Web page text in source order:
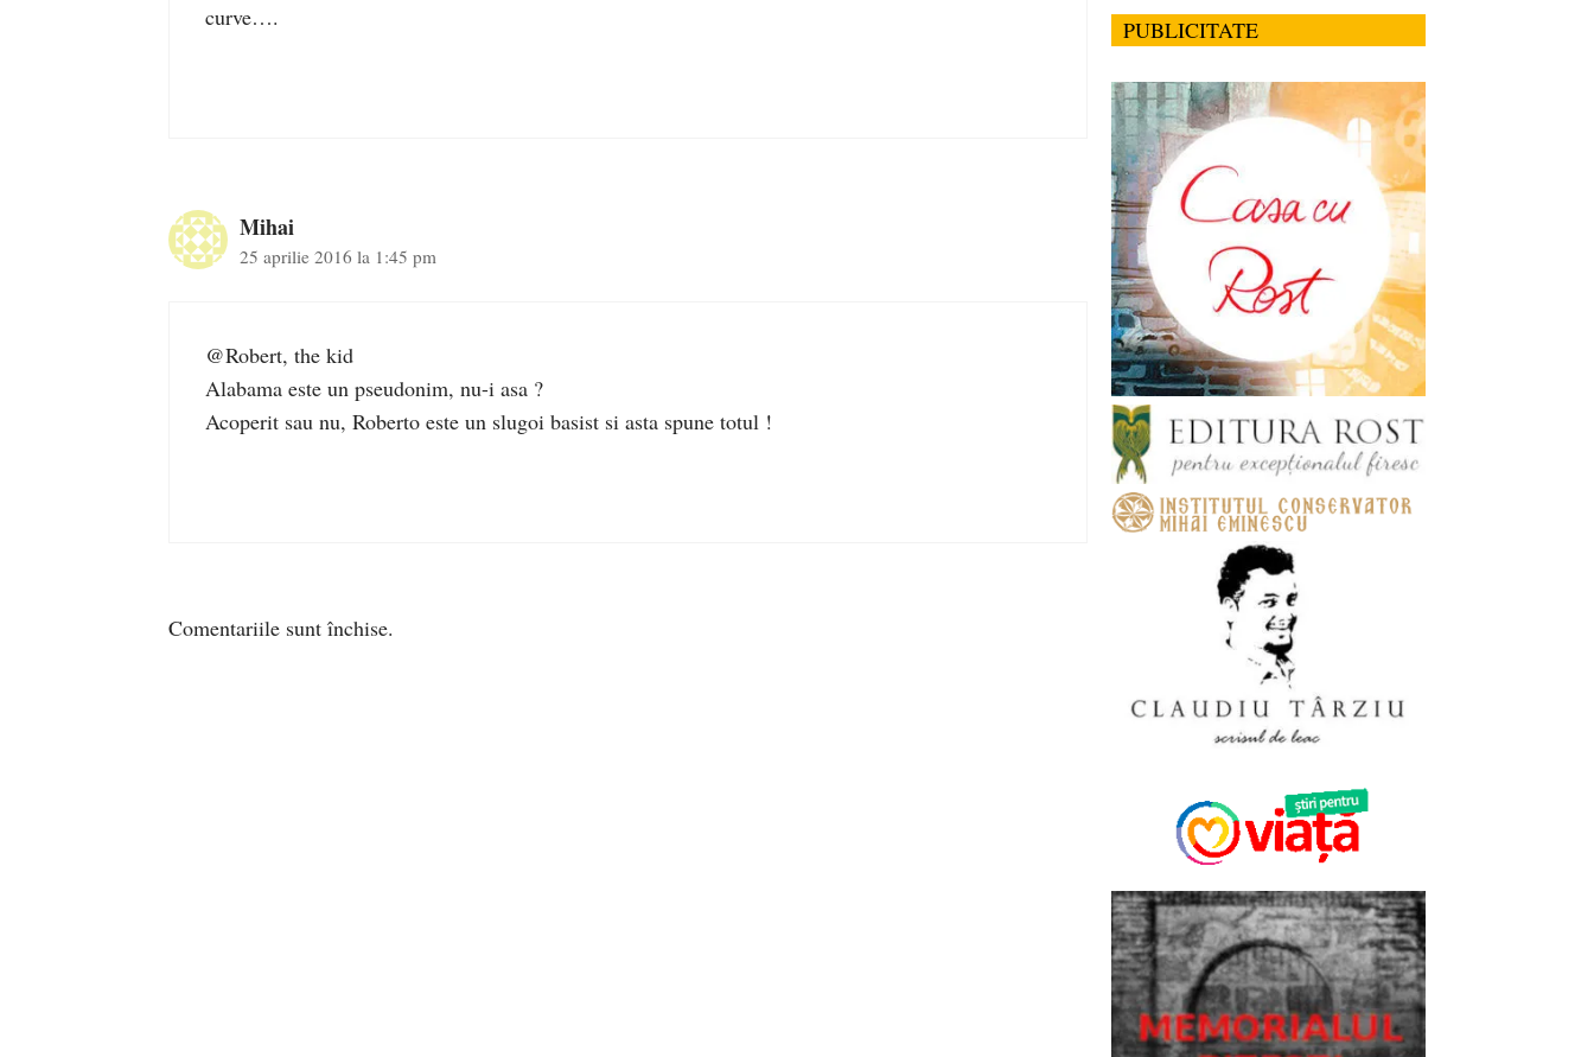
curve….
Mihai
25 aprilie 2016 la 1:45 pm
@Robert, the kid
Alabama este un pseudonim, nu-i asa ?
Acoperit sau nu, Roberto este un slugoi basist si asta spune totul !
Comentariile sunt închise.
PUBLICITATE